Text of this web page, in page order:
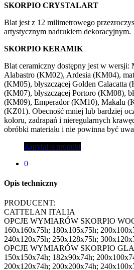
SKORPIO CRYSTALART
Blat jest z 12 milimetrowego
artystycznym nadrukiem dekoracyjnym.
SKORPIO KERAMIK
Blat ceramiczny dostępny jest w wersji:
Alabastro (KM02), Ardesia (KM04),
(KM05), błyszczącej Golden Calacatta
(KM07), błyszczącej Portoro (KM08),
(KM09), Emperador (KM10), Makalu
(KZ01). Obecność mniej lub bardziej
koloru, zadrapań i nieregularnych
obróbki materiału i nie powinna być
Zapytaj o produkt
0
Opis techniczny
PRODUCENT:
CATTELAN ITALIA
OPCJE WYMIARÓW SKORPIO
160x160x75h; 180x105x75h;
240x120x75h; 250x128x75h;
OPCJE WYMIARÓW SKORPIO
150x150x74h; 182x90x74h;
200x120x74h; 200x200x74h;